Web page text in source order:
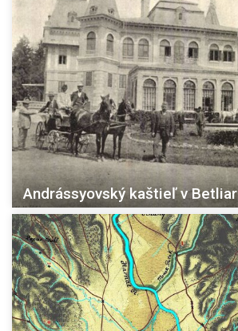
Andrássyovský kaštieľ v